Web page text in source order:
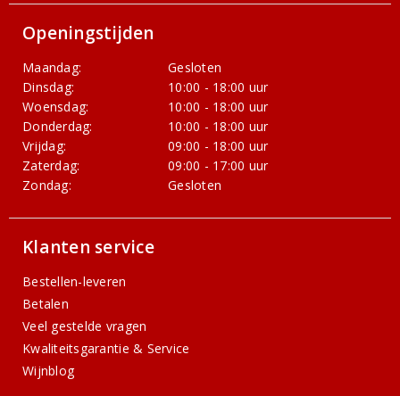
Openingstijden
Maandag:
Gesloten
Dinsdag:
10:00 - 18:00 uur
Woensdag:
10:00 - 18:00 uur
Donderdag:
10:00 - 18:00 uur
Vrijdag:
09:00 - 18:00 uur
Zaterdag:
09:00 - 17:00 uur
Zondag:
Gesloten
Klanten service
Bestellen-leveren
Betalen
Veel gestelde vragen
Kwaliteitsgarantie & Service
Wijnblog